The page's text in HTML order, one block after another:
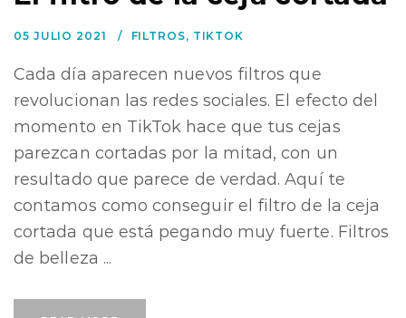
05 JULIO 2021 FILTROS, TIKTOK
Cada día aparecen nuevos filtros que
revolucionan las redes sociales. El efecto del
momento en TikTok hace que tus cejas
parezcan cortadas por la mitad, con un
resultado que parece de verdad. Aquí te
contamos como conseguir el filtro de la ceja
cortada que está pegando muy fuerte. Filtros
de belleza ...